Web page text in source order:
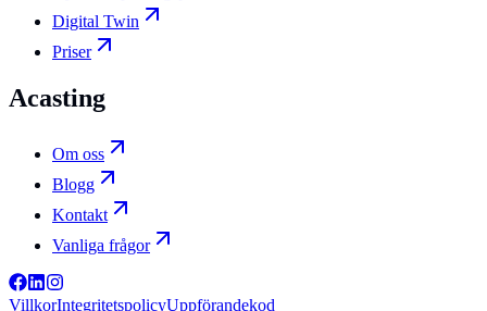
Digital Twin
Priser
Acasting
Om oss
Blogg
Kontakt
Vanliga frågor
VillkorIntegritetspolicyUppförandekod